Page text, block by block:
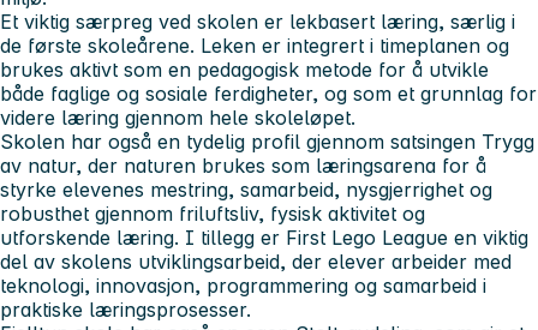
Et viktig særpreg ved skolen er lekbasert læring, særlig i
de første skoleårene. Leken er integrert i timeplanen og
brukes aktivt som en pedagogisk metode for å utvikle
både faglige og sosiale ferdigheter, og som et grunnlag for
videre læring gjennom hele skoleløpet.
Skolen har også en tydelig profil gjennom satsingen Trygg
av natur, der naturen brukes som læringsarena for å
styrke elevenes mestring, samarbeid, nysgjerrighet og
robusthet gjennom friluftsliv, fysisk aktivitet og
utforskende læring. I tillegg er First Lego League en viktig
del av skolens utviklingsarbeid, der elever arbeider med
teknologi, innovasjon, programmering og samarbeid i
praktiske læringsprosesser.